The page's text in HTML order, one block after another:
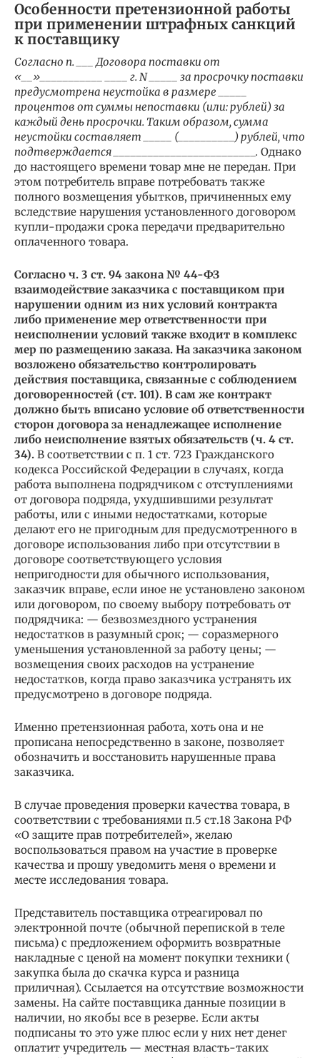
Особенности претензионной работы
при применении штрафных санкций
к поставщику
Согласно п. ___ Договора поставки от
«__»___________ ____ г. N _____ за просрочку поставки
предусмотрена неустойка в размере _____
процентов от суммы непоставки (или: рублей) за
каждый день просрочки. Таким образом, сумма
неустойки составляет _____ (__________) рублей, что
подтверждается _________________________. Однако
до настоящего времени товар мне не передан. При
этом потребитель вправе потребовать также
полного возмещения убытков, причиненных ему
вследствие нарушения установленного договором
купли-продажи срока передачи предварительно
оплаченного товара.
Согласно ч. 3 ст. 94 закона № 44-ФЗ
взаимодействие заказчика с поставщиком при
нарушении одним из них условий контракта
либо применение мер ответственности при
неисполнении условий также входит в комплекс
мер по размещению заказа. На заказчика законом
возложено обязательство контролировать
действия поставщика, связанные с соблюдением
договоренностей (ст. 101). В сам же контракт
должно быть вписано условие об ответственности
сторон договора за ненадлежащее исполнение
либо неисполнение взятых обязательств (ч. 4 ст.
34). В соответствии с п. 1 ст. 723 Гражданского
кодекса Российской Федерации в случаях, когда
работа выполнена подрядчиком с отступлениями
от договора подряда, ухудшившими результат
работы, или с иными недостатками, которые
делают его не пригодным для предусмотренного в
договоре использования либо при отсутствии в
договоре соответствующего условия
непригодности для обычного использования,
заказчик вправе, если иное не установлено законом
или договором, по своему выбору потребовать от
подрядчика: — безвозмездного устранения
недостатков в разумный срок; — соразмерного
уменьшения установленной за работу цены; —
возмещения своих расходов на устранение
недостатков, когда право заказчика устранять их
предусмотрено в договоре подряда.
Именно претензионная работа, хоть она и не
прописана непосредственно в законе, позволяет
обозначить и восстановить нарушенные права
заказчика.
В случае проведения проверки качества товара, в
соответствии с требованиями п.5 ст.18 Закона РФ
«О защите прав потребителей», желаю
воспользоваться правом на участие в проверке
качества и прошу уведомить меня о времени и
месте исследования товара.
Представитель поставщика отреагировал по
электронной почте (обычной перепиской в теле
письма) с предложением оформить возвратные
накладные с ценой на момент покупки техники (
закупка была до скачка курса и разница
приличная). Ссылается на отсутствие возможности
замены. На сайте поставщика данные позиции в
наличии, но якобы все в резерве. Если акты
подписаны то это уже плюс если у них нет денег
оплатит учредитель — местная власть-таких